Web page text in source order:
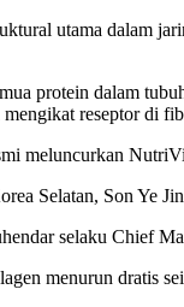
utama dalam
protein dalam
reseptor di
meluncurkan
Selatan, Son Ye
selaku Chief
menurun dratis